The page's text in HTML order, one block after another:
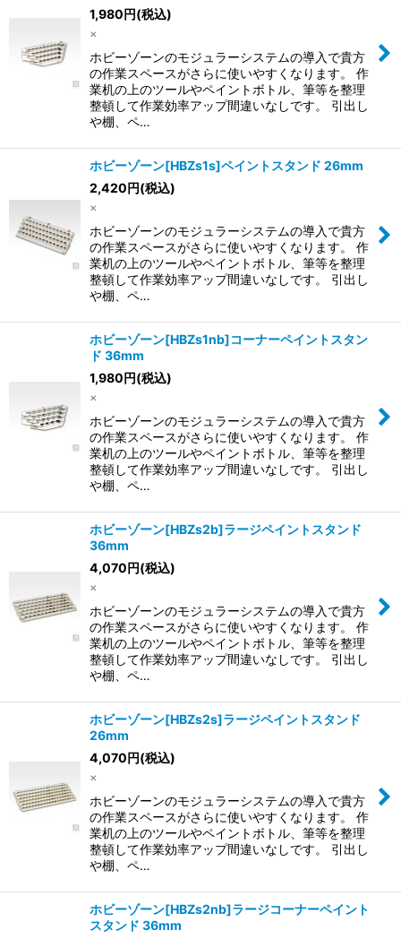
1,980円(税込)
×
ホビーゾーンのモジュラーシステムの導入で貴方
の作業スペースがさらに使いやすくなります。 作
業机の上のツールやペイントボトル、筆等を整理
整頓して作業効率アップ間違いなしです。 引出し
や棚、ペ…
ホビーゾーン[HBZs1s]ペイントスタンド 26mm
2,420円(税込)
×
ホビーゾーンのモジュラーシステムの導入で貴方
の作業スペースがさらに使いやすくなります。 作
業机の上のツールやペイントボトル、筆等を整理
整頓して作業効率アップ間違いなしです。 引出し
や棚、ペ…
ホビーゾーン[HBZs1nb]コーナーペイントスタン
ド 36mm
1,980円(税込)
×
ホビーゾーンのモジュラーシステムの導入で貴方
の作業スペースがさらに使いやすくなります。 作
業机の上のツールやペイントボトル、筆等を整理
整頓して作業効率アップ間違いなしです。 引出し
や棚、ペ…
ホビーゾーン[HBZs2b]ラージペイントスタンド
36mm
4,070円(税込)
×
ホビーゾーンのモジュラーシステムの導入で貴方
の作業スペースがさらに使いやすくなります。 作
業机の上のツールやペイントボトル、筆等を整理
整頓して作業効率アップ間違いなしです。 引出し
や棚、ペ…
ホビーゾーン[HBZs2s]ラージペイントスタンド
26mm
4,070円(税込)
×
ホビーゾーンのモジュラーシステムの導入で貴方
の作業スペースがさらに使いやすくなります。 作
業机の上のツールやペイントボトル、筆等を整理
整頓して作業効率アップ間違いなしです。 引出し
や棚、ペ…
ホビーゾーン[HBZs2nb]ラージコーナーペイント
スタンド 36mm